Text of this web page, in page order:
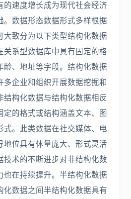
的速度增长成为现代社会经济
。数据形态数据形式多样根据
大致分为以下类型结构化数据
关系型数据库中具有固定的格
龄、地址等字段。结构化数据
多企业和组织开展数据挖掘和
结构化数据与结构化数据相反
定的格式或结构涵盖文本、图
式。此类数据在社交媒体、电
地位具有体量庞大、形式灵活
技术的不断进步对非结构化数
也在持续提升。半结构化数据
化数据之间半结构化数据具有